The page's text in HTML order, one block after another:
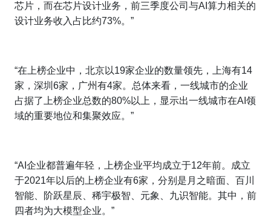
芯片，而在芯片设计业务，前三季度公司与AI算力相关的
设计业务收入占比约73%。”
“在上榜企业中，北京以19家企业的数量领先，上海有14
家，深圳6家，广州有4家。总体来看，一线城市的企业
占据了上榜企业总数的80%以上，显示出一线城市在AI领
域的重要地位和集聚效应。”
“AI企业都普遍年轻，上榜企业平均成立于12年前。成立
于2021年以后的上榜企业有6家，分别是月之暗面、百川
智能、阶跃星辰、稀宇极智、元象、九识智能。其中，前
四者均为大模型企业。”